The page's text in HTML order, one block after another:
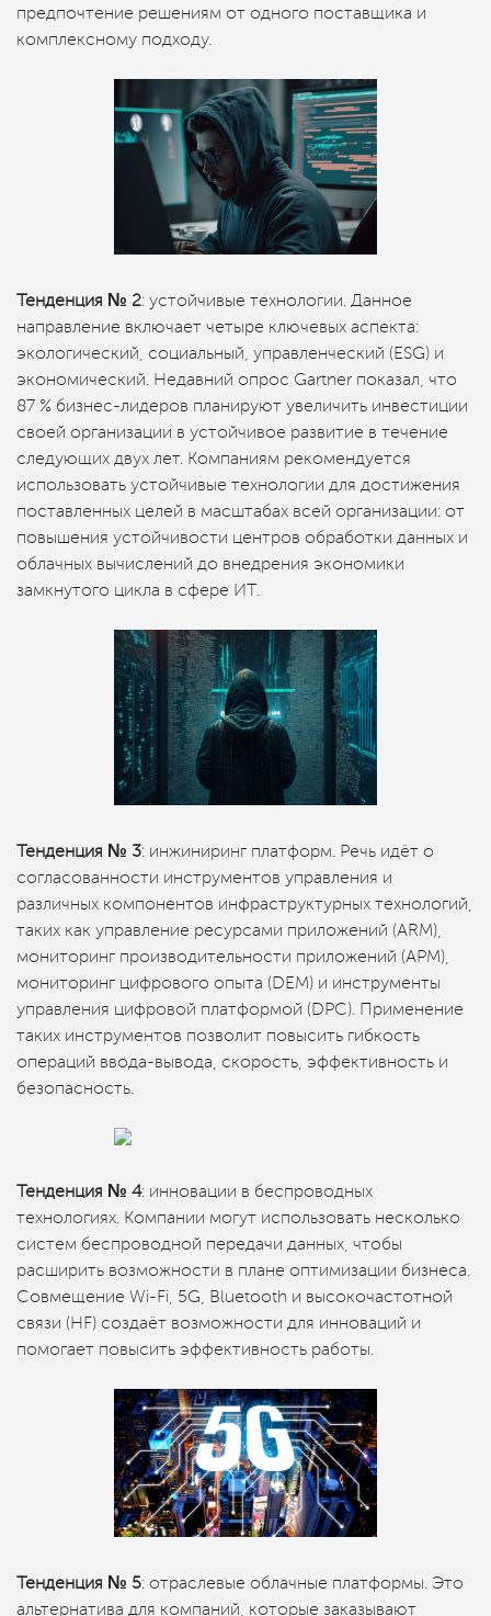
предпочтение решениям от одного поставщика и
комплексному подходу.
Тенденция № 2: устойчивые технологии. Данное
направление включает четыре ключевых аспекта:
экологический, социальный, управленческий (ESG) и
экономический. Недавний опрос Gartner показал, что
87 % бизнес-лидеров планируют увеличить инвестиции
своей организации в устойчивое развитие в течение
следующих двух лет. Компаниям рекомендуется
использовать устойчивые технологии для достижения
поставленных целей в масштабах всей организации: от
повышения устойчивости центров обработки данных и
облачных вычислений до внедрения экономики
замкнутого цикла в сфере ИТ.
Тенденция № 3: инжиниринг платформ. Речь идёт о
согласованности инструментов управления и
различных компонентов инфраструктурных технологий,
таких как управление ресурсами приложений (ARM),
мониторинг производительности приложений (APM),
мониторинг цифрового опыта (DEM) и инструменты
управления цифровой платформой (DPC). Применение
таких инструментов позволит повысить гибкость
операций ввода-вывода, скорость, эффективность и
безопасность.
Тенденция № 4: инновации в беспроводных
технологиях. Компании могут использовать несколько
систем беспроводной передачи данных, чтобы
расширить возможности в плане оптимизации бизнеса.
Совмещение Wi-Fi, 5G, Bluetooth и высокочастотной
связи (HF) создаёт возможности для инноваций и
помогает повысить эффективность работы.
Тенденция № 5: отраслевые облачные платформы. Это
альтернатива для компаний, которые заказывают